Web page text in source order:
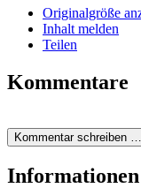
Originalgröße
Inhalt melden
Teilen
Kommentare
Kommentar schreiben …
Informationen